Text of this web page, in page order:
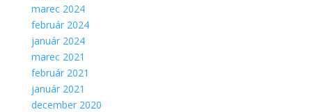
marec 2024
február 2024
január 2024
marec 2021
február 2021
január 2021
december 2020